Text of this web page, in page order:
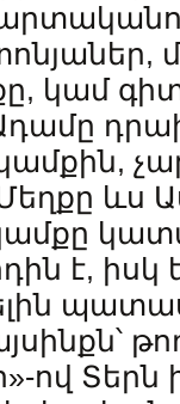
կամ
ևս
է, իսկ
ով Տերն